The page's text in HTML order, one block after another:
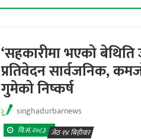
‘सहकारीमा भएको
प्रतिवेदन सार्वजनिक,
गुमेको निष्कर्ष
singhadurbarnews
वि.सं.२०८३ जेठ १४ बिहीवार